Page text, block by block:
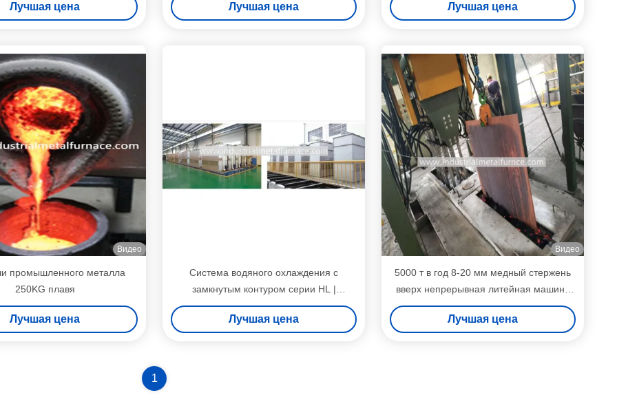
Лучшая цена Лучшая цена
отверждения
Лучшая цена
Видео
промышленного металла
250KG плавя
Лучшая цена
Система водяного охлаждения с
замкнутым контуром серии HL |
Промышленный чиллер для
оборудования индукционного нагрева |
Лучшая цена
Видео
5000 т в год 8-20 мм медный стержень
вверх непрерывная литейная машина
линия
Лучшая цена
1